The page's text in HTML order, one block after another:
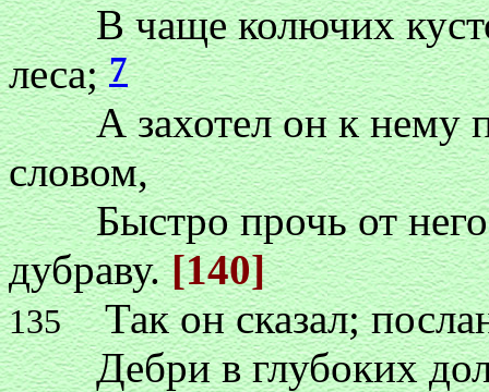
В чаще колючих
леса;7
А захотел он к нему
словом,
Быстро прочь от него
дубраву.[140]
135Так он сказал;
Дебри в глубоких